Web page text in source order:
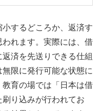
するどころか、返済す
れます。実際には、借
済を先送りできる仕組
限に発行可能な状態に
育の場では「日本は借
り込みが行われてお